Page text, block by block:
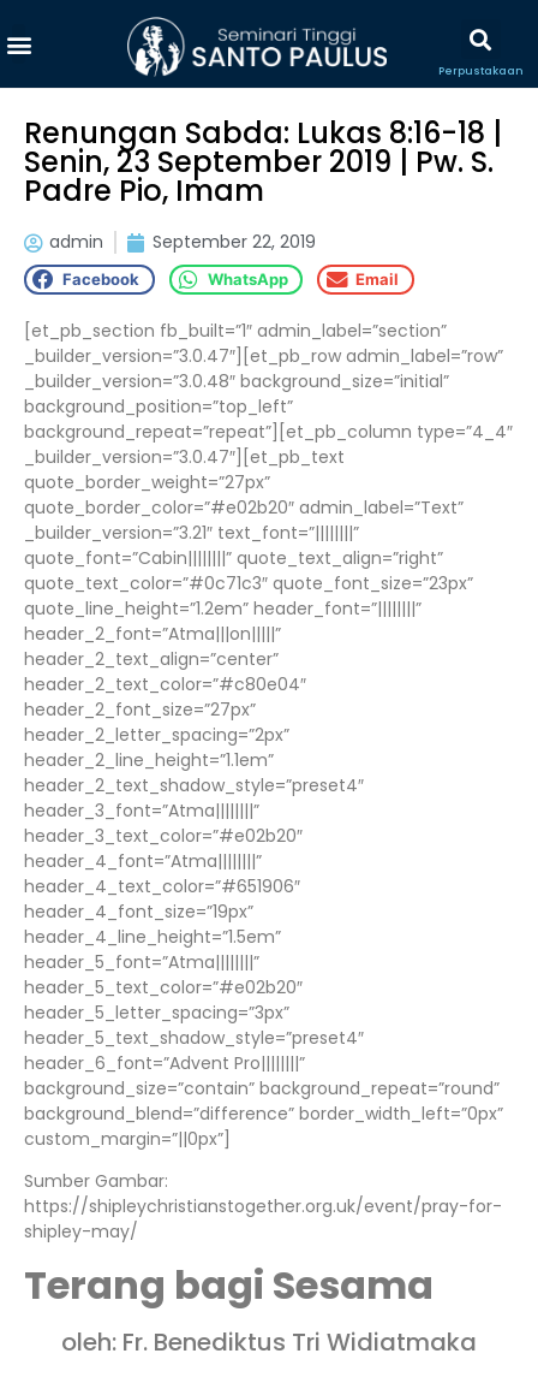
Perpustakaan
Renungan Sabda: Lukas 8:16-18 |
Senin, 23 September 2019 | Pw. S.
Padre Pio, Imam
admin September 22, 2019
Facebook WhatsApp Email
[et_pb_section fb_built=”1″ admin_label=”section”
_builder_version=”3.0.47″][et_pb_row admin_label=”row”
_builder_version=”3.0.48″ background_size=”initial”
background_position=”top_left”
background_repeat=”repeat”][et_pb_column type=”4_4″
_builder_version=”3.0.47″][et_pb_text
quote_border_weight=”27px”
quote_border_color=”#e02b20″ admin_label=”Text”
_builder_version=”3.21″ text_font=”||||||||”
quote_font=”Cabin||||||||” quote_text_align=”right”
quote_text_color=”#0c71c3″ quote_font_size=”23px”
quote_line_height=”1.2em” header_font=”||||||||”
header_2_font=”Atma|||on|||||”
header_2_text_align=”center”
header_2_text_color=”#c80e04″
header_2_font_size=”27px”
header_2_letter_spacing=”2px”
header_2_line_height=”1.1em”
header_2_text_shadow_style=”preset4″
header_3_font=”Atma||||||||”
header_3_text_color=”#e02b20″
header_4_font=”Atma||||||||”
header_4_text_color=”#651906″
header_4_font_size=”19px”
header_4_line_height=”1.5em”
header_5_font=”Atma||||||||”
header_5_text_color=”#e02b20″
header_5_letter_spacing=”3px”
header_5_text_shadow_style=”preset4″
header_6_font=”Advent Pro||||||||”
background_size=”contain” background_repeat=”round”
background_blend=”difference” border_width_left=”0px”
custom_margin=”||0px”]
Sumber Gambar:
https://shipleychristianstogether.org.uk/event/pray-for-
shipley-may/
Terang bagi Sesama
oleh: Fr. Benediktus Tri Widiatmaka